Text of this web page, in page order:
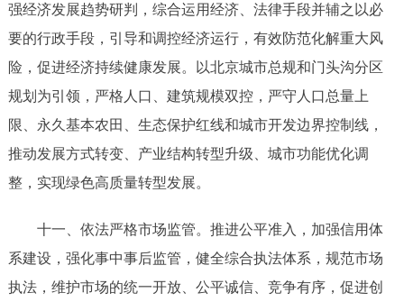
强经济发展趋势研判，综合运用经济、法律手段并辅之以必
要的行政手段，引导和调控经济运行，有效防范化解重大风
险，促进经济持续健康发展。以北京城市总规和门头沟分区
规划为引领，严格人口、建筑规模双控，严守人口总量上
限、永久基本农田、生态保护红线和城市开发边界控制线，
推动发展方式转变、产业结构转型升级、城市功能优化调
整，实现绿色高质量转型发展。
十一
依法严格市场监管。推进公平准入，加强信用体
系建设，强化事中事后监管，健全综合执法体系，规范市场
执法，维护市场的统一开放、公平诚信、竞争有序，促进创